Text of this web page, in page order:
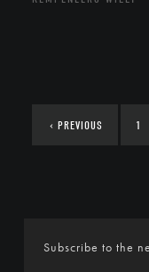
‹ PREVIOUS 1